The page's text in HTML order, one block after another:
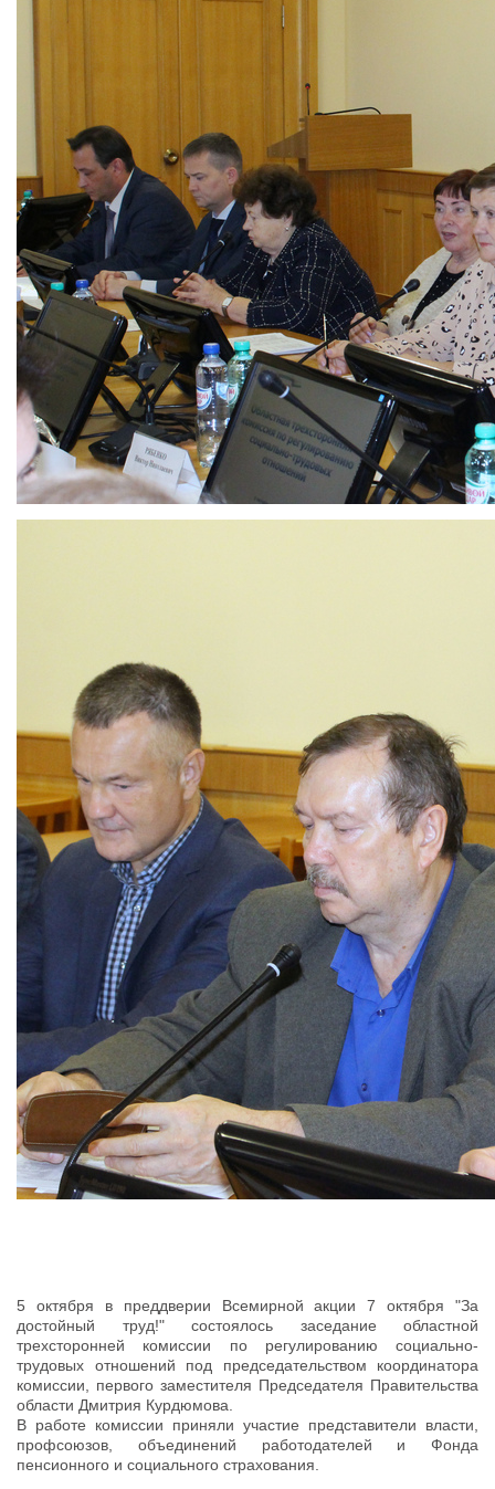
5 октября в преддверии Всемирной акции 7 октября "За
достойный труд!" состоялось заседание областной
трехсторонней комиссии по регулированию социально-
трудовых отношений под председательством координатора
комиссии, первого заместителя Председателя Правительства
области Дмитрия Курдюмова.
В работе комиссии приняли участие представители власти,
профсоюзов, объединений работодателей и Фонда
пенсионного и социального страхования.